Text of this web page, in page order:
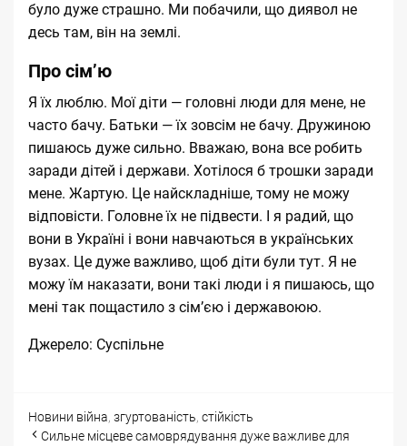
було дуже страшно. Ми побачили, що диявол не
десь там, він на землі.
Про сімʼю
Я їх люблю. Мої діти — головні люди для мене, не
часто бачу. Батьки — їх зовсім не бачу. Дружиною
пишаюсь дуже сильно. Вважаю, вона все робить
заради дітей і держави. Хотілося б трошки заради
мене. Жартую. Це найскладніше, тому не можу
відповісти. Головне їх не підвести. І я радий, що
вони в Україні і вони навчаються в українських
вузах. Це дуже важливо, щоб діти були тут. Я не
можу їм наказати, вони такі люди і я пишаюсь, що
мені так пощастило з сімʼєю і державоюю.
Джерело: Суспільне
Categories
Новини Tags
війна, згуртованість, стійкість
Post
Сильне місцеве самоврядування дуже важливе для